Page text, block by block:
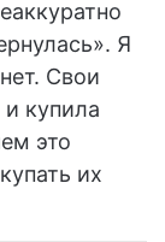
Я
Свои
купила
это
их